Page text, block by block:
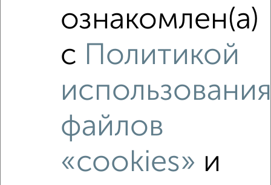
10 440 000₽
9 973 597 ₽
10 890 000 ₽
Средняя цена район
Это предложение
ознакомлен(а)
с Политикой
использования
файлов
«cookies» и